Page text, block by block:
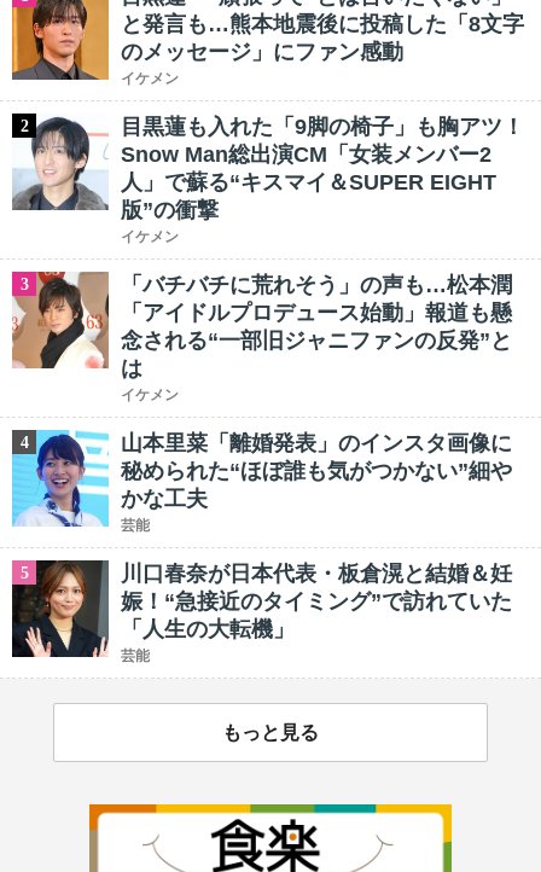
と発言も…熊本地震後に投稿した「8文字
のメッセージ」にファン感動
イケメン
2
目黒蓮も入れた「9脚の椅子」も胸アツ！
Snow Man総出演CM「女装メンバー2
人」で蘇る“キスマイ＆SUPER EIGHT
版”の衝撃
イケメン
3
「バチバチに荒れそう」の声も…松本潤
「アイドルプロデュース始動」報道も懸
念される“一部旧ジャニファンの反発”と
は
イケメン
4
山本里菜「離婚発表」のインスタ画像に
秘められた“ほぼ誰も気がつかない”細や
かな工夫
芸能
5
川口春奈が日本代表・板倉滉と結婚＆妊
娠！“急接近のタイミング”で訪れていた
「人生の大転機」
芸能
もっと見る